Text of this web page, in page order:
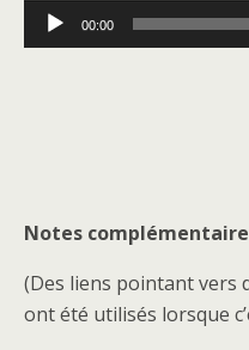
Lecteur
audio
00:00
Notes
(Des liens pointant vers
ont été utilisés lorsque